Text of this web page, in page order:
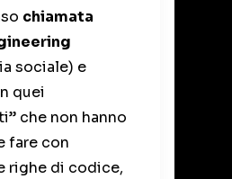
chiamata
sociale) e
quei
che non hanno
fare con
righe di codice,